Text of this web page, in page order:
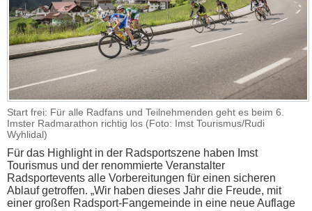
Start frei: Für alle Radfans und Teilnehmenden geht es beim 6.
Imster Radmarathon richtig los (Foto: Imst Tourismus/Rudi
Wyhlidal)
Für das Highlight in der Radsportszene haben Imst
Tourismus und der renommierte Veranstalter
Radsportevents alle Vorbereitungen für einen sicheren
Ablauf getroffen. „Wir haben dieses Jahr die Freude, mit
einer großen Radsport-Fangemeinde in eine neue Auflage